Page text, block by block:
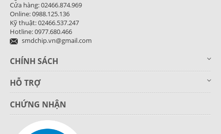
Cửa hàng: 02466.874.969
Online: 0988.125.136
Kỹ thuật: 02466.537.247
Hotline: 0977.680.466
smdchip.vn@gmail.com
CHÍNH SÁCH
HỖ TRỢ
CHỨNG NHẬN